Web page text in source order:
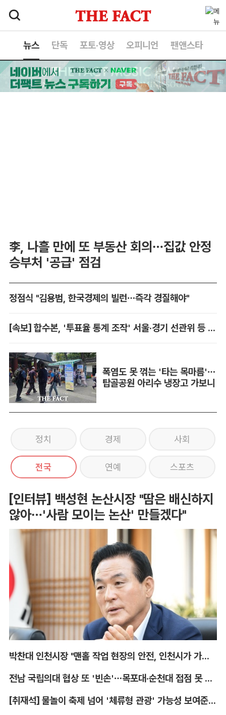
뉴스 단독 포토·영상 오피니언 팬앤스타
李, 나흘 만에 또 부동산 회의…집값 안정
승부처 '공급' 점검
정점식 "김용범, 한국경제의 빌런…즉각 경질해야"
[속보] 합수본, '투표율 통계 조작' 서울·경기 선관위 등 추가 압수수색
폭염도 못 꺾는 '타는 목마름'…
탑골공원 아리수 냉장고 가보니
정치 경제 사회
전국 연예 스포츠
[인터뷰] 백성현 논산시장 "땀은 배신하지
않아…'사람 모이는 논산' 만들겠다"
박찬대 인천시장 "맨홀 작업 현장의 안전, 인천시가 가장 앞장서겠다"
전남 국립의대 협상 또 '빈손'…목포대·순천대 접점 못 찾아
[취재석] 물놀이 축제 넘어 '체류형 관광' 가능성 보여준 안동 水페스타